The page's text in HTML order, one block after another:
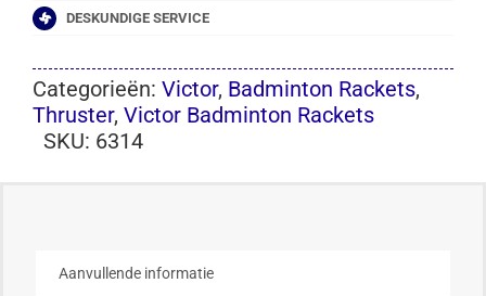
DESKUNDIGE SERVICE
Categorieën: Victor, Badminton Rackets,
Thruster, Victor Badminton Rackets
SKU: 6314
Aanvullende informatie